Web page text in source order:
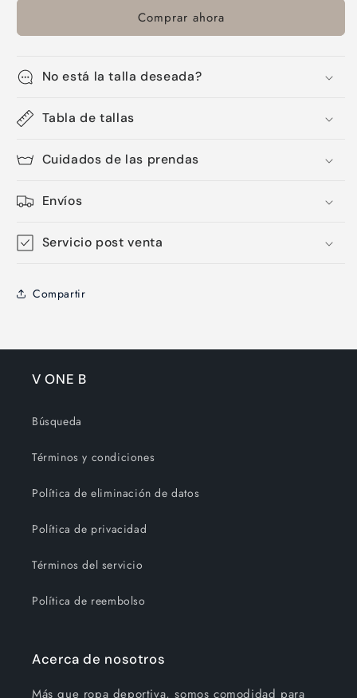
Comprar ahora
No está la talla deseada?
Tabla de tallas
Cuidados de las prendas
Envíos
Servicio post venta
Compartir
V ONE B
Búsqueda
Términos y condiciones
Política de eliminación de datos
Política de privacidad
Términos del servicio
Política de reembolso
Acerca de nosotros
Más que ropa deportiva, somos comodidad para